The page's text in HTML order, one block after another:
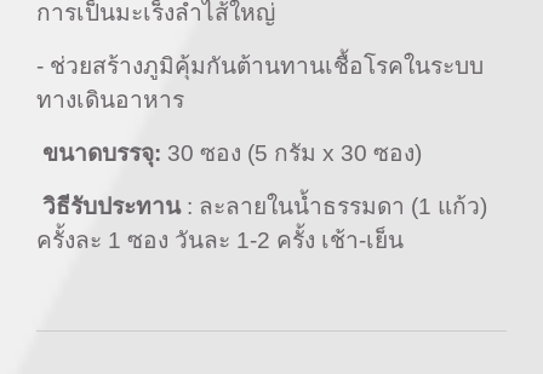
การเป็นมะเร็งลำไส้ใหญ่
- ช่วยสร้างภูมิคุ้มกันต้านทานเชื้อโรคในระบบ
ทางเดินอาหาร
ขนาดบรรจุ: 30 ซอง (5 กรัม x 30 ซอง)
วิธีรับประทาน : ละลายในน้ำธรรมดา (1 แก้ว)
ครั้งละ 1 ซอง วันละ 1-2 ครั้ง เช้า-เย็น